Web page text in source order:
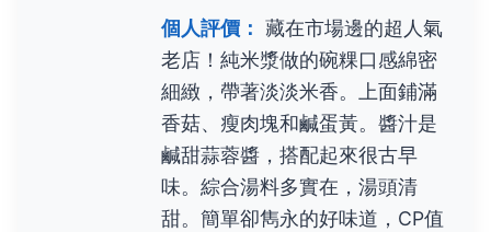
個人評價： 藏在市場邊的超人氣
老店！純米漿做的碗粿口感綿密
細緻，帶著淡淡米香。上面鋪滿
香菇、瘦肉塊和鹹蛋黃。醬汁是
鹹甜蒜蓉醬，搭配起來很古早
味。綜合湯料多實在，湯頭清
甜。簡單卻雋永的好味道，CP值